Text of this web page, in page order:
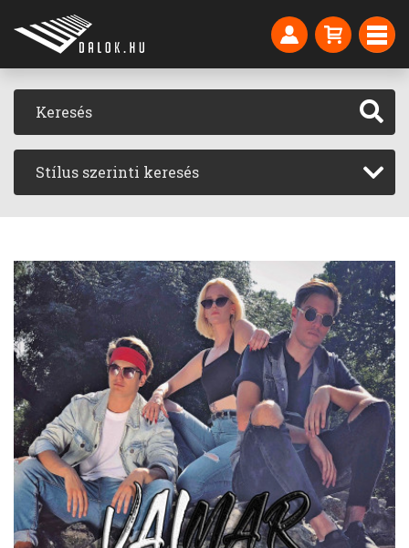
Stílus szerinti keresés